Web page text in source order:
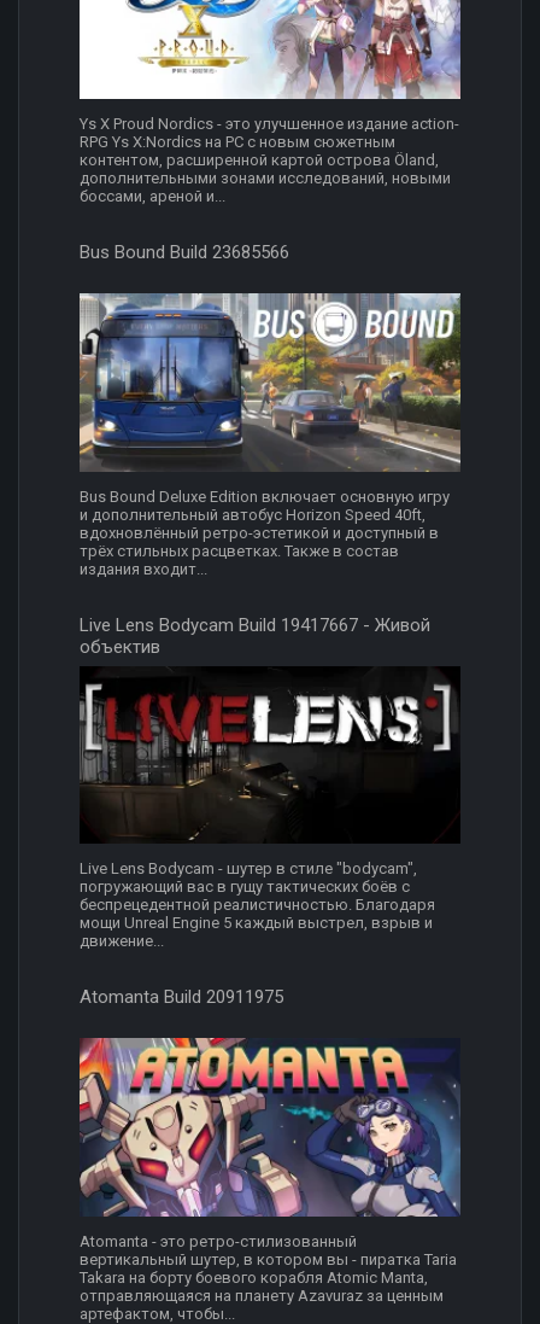
Ys X Proud Nordics - это улучшенное издание action-
RPG Ys X:Nordics на PC с новым сюжетным
контентом, расширенной картой острова Öland,
дополнительными зонами исследований, новыми
боссами, ареной и...
Bus Bound Build 23685566
Bus Bound Deluxe Edition включает основную игру
и дополнительный автобус Horizon Speed 40ft,
вдохновлённый ретро-эстетикой и доступный в
трёх стильных расцветках. Также в состав
издания входит...
Live Lens Bodycam Build 19417667 - Живой
объектив
Live Lens Bodycam - шутер в стиле "bodycam",
погружающий вас в гущу тактических боёв с
беспрецедентной реалистичностью. Благодаря
мощи Unreal Engine 5 каждый выстрел, взрыв и
движение...
Atomanta Build 20911975
Atomanta - это ретро-стилизованный
вертикальный шутер, в котором вы - пиратка Taria
Takara на борту боевого корабля Atomic Manta,
отправляющаяся на планету Azavuraz за ценным
артефактом, чтобы...